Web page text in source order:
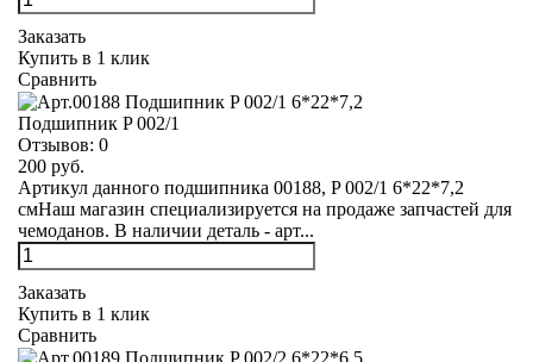
Заказать
Купить в 1 клик
Сравнить
Подшипник P 002/1
Отзывов: 0
200 руб.
Артикул данного подшипника 00188, P 002/1 6*22*7,2
смНаш магазин специализируется на продаже запчастей для
чемоданов. В наличии деталь - арт...
Заказать
Купить в 1 клик
Сравнить